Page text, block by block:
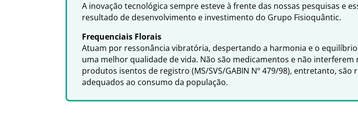
A inovação tecnológica sempre esteve à frente das nossas pesquisas e
resultado de desenvolvimento e investimento do Grupo Fisioquântic.
Frequenciais Florais
Atuam por ressonância vibratória, despertando a harmonia e o
uma melhor qualidade de vida. Não são medicamentos e não
produtos isentos de registro (MS/SVS/GABIN Nº 479/98), entretanto,
adequados ao consumo da população.